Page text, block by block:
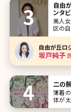
自由
ンタ
美人
区の
院長
した
いを語
ワーク
自由が丘ロ
坂戸純子
二の
薄着
体が
肉が